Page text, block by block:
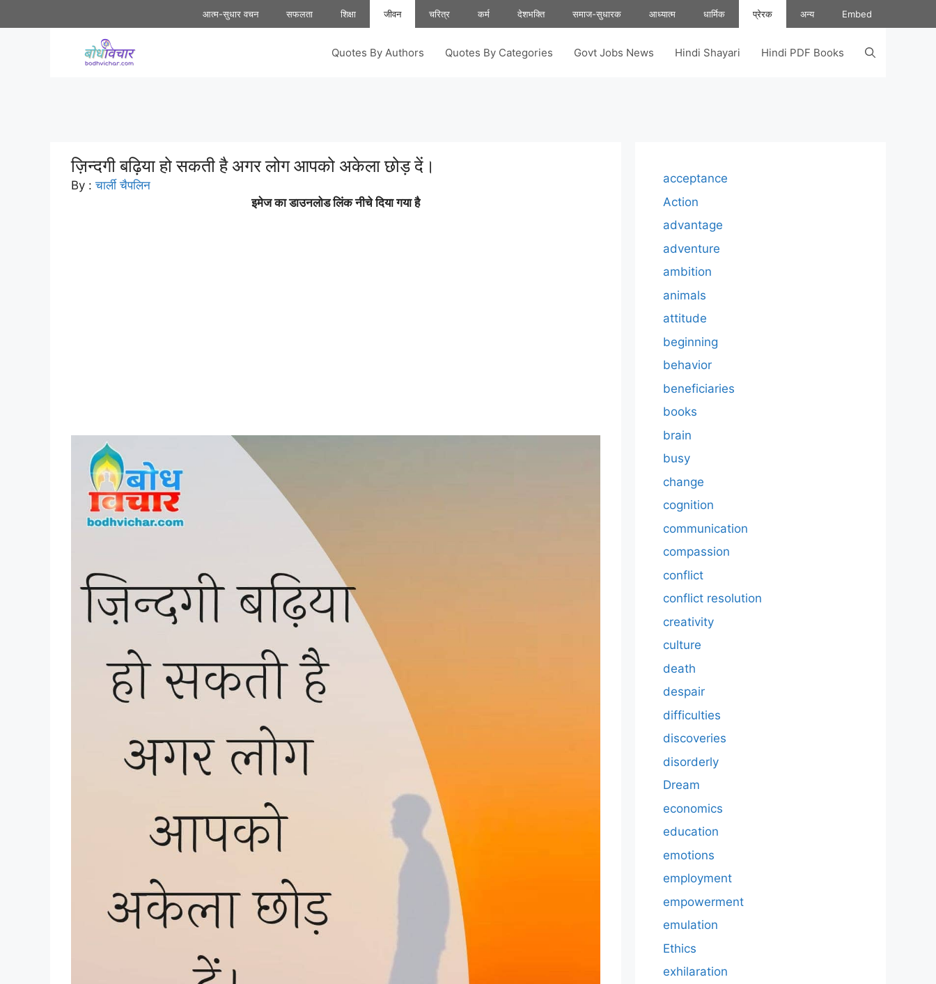
to
आत्म-सुधार वचन सफलता शिक्षा जीवन चरित्र कर्म देशभक्ति समाज-सुधारक आध्यात्म धार्मिक प्रेरक अन्य Embed
Quotes By Authors Quotes By Categories Govt Jobs News Hindi Shayari Hindi PDF Books
ज़िन्दगी बढ़िया हो सकती है अगर लोग आपको अकेला छोड़ दें।
By :चार्ली चैपलिन
इमेज का डाउनलोड लिंक नीचे दिया गया है
acceptance
Action
advantage
adventure
ambition
animals
attitude
beginning
behavior
beneficiaries
books
brain
busy
change
cognition
communication
compassion
conflict
conflict resolution
creativity
culture
death
despair
difficulties
discoveries
disorderly
Dream
economics
education
emotions
employment
empowerment
emulation
Ethics
exhilaration